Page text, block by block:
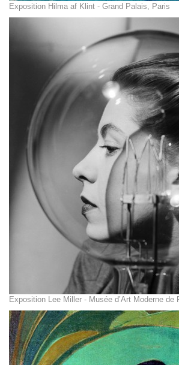
Exposition Hilma af Klint - Grand Palais, Paris
Exposition Lee Miller - Musée d’Art Moderne de